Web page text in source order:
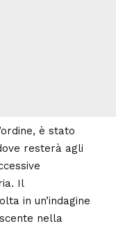
è stato
resterà agli
Il
in un’indagine
nella